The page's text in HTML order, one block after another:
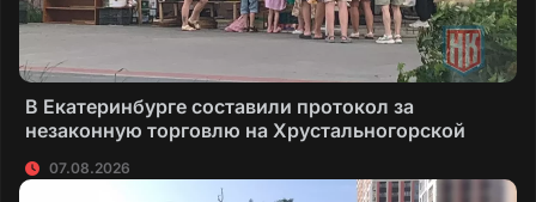
В Екатеринбурге составили протокол за
незаконную торговлю на Хрустальногорской
07.08.2026